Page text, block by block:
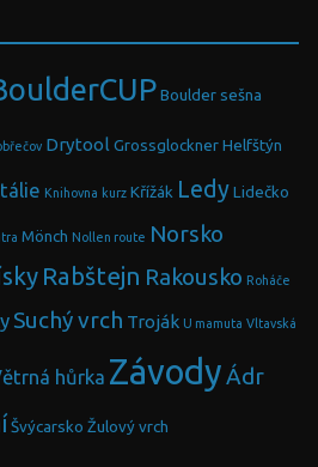
Boulder sešna
Drytool Grossglockner Helfštýn
Knihovna kurz Křížák Ledy Lidečko
Mönch Nollen route Norsko
Rabštejn Rakousko Roháče
Suchý vrch Troják U mamuta Vltavská
hůrka ZávodyÁdr
Švýcarsko Žulový vrch